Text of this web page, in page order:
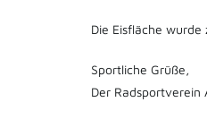
Die Eisfläche
Sportliche Grüße,
Der Radsportverein